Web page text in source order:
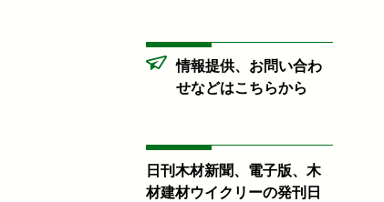
情報提供、お問い合わ
せなどはこちらから
日刊木材新聞、電子版、木
材建材ウイクリーの発刊日